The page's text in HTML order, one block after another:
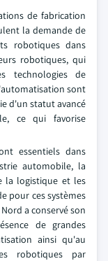
de fabrication
la demande de
robotiques dans
robotiques, qui
technologies de
sont
d'un statut avancé
ce qui favorise
essentiels dans
automobile, la
la logistique et les
pour ces systèmes
a conservé son
de grandes
ainsi qu'au
robotiques par